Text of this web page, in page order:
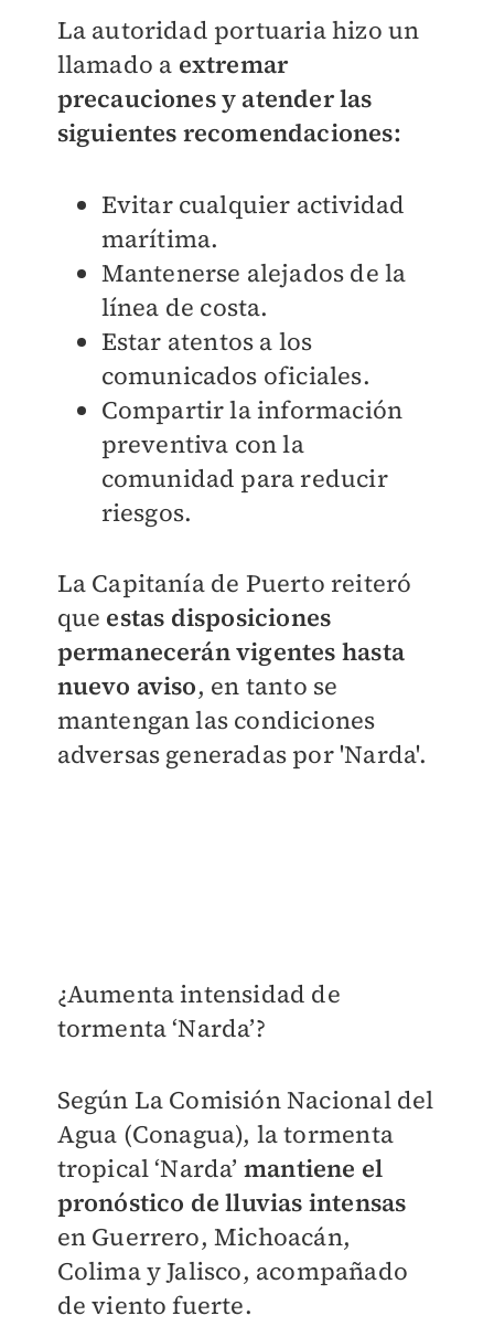
La autoridad portuaria hizo un
llamado a extremar
precauciones y atender las
siguientes recomendaciones:
Evitar cualquier actividad
marítima.
Mantenerse alejados de la
línea de costa.
Estar atentos a los
comunicados oficiales.
Compartir la información
preventiva con la
comunidad para reducir
riesgos.
La Capitanía de Puerto reiteró
que estas disposiciones
permanecerán vigentes hasta
nuevo aviso, en tanto se
mantengan las condiciones
adversas generadas por 'Narda'.
¿Aumenta intensidad de
tormenta ‘Narda’?
Según La Comisión Nacional del
Agua (Conagua), la tormenta
tropical ‘Narda’ mantiene el
pronóstico de lluvias intensas
en Guerrero, Michoacán,
Colima y Jalisco, acompañado
de viento fuerte.